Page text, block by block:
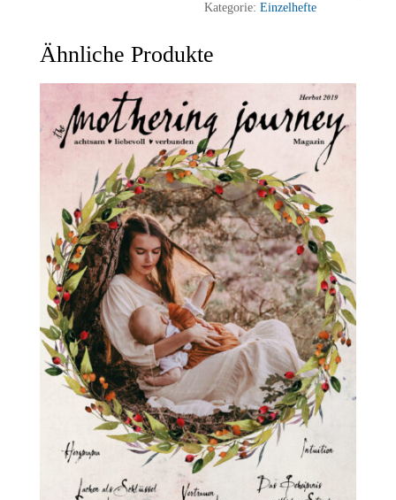
Kategorie:Einzelhefte
Ähnliche Produkte